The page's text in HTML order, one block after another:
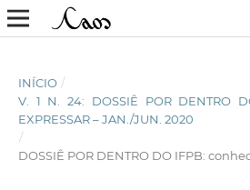
INÍCIO /
V. 1 N. 24: DOSSIÊ POR DENTRO
EXPRESSAR – JAN./JUN. 2020
/
DOSSIÊ POR DENTRO DO IFPB: